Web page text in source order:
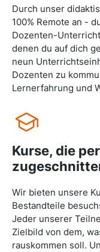
Durch unser
100% Remote an -
Dozenten-
denen du auf dich
neun
Dozenten zu
Lernerfahrung und
Kurse, die
Wir bieten unsere
Bestandteile
Jeder unserer
Zielbild von dem,
rauskommen soll.